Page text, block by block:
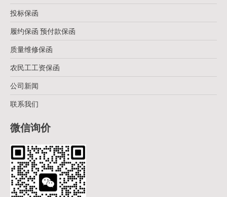
投标保函
履约保函 预付款保函
质量维修保函
农民工工资保函
公司新闻
联系我们
微信询价